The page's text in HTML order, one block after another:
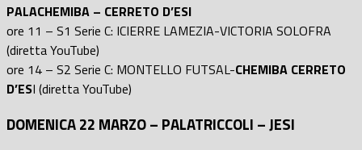
PALACHEMIBA – CERRETO D’ESI
ore 11 – S1 Serie C: ICIERRE LAMEZIA-VICTORIA SOLOFRA
(diretta YouTube)
ore 14 – S2 Serie C: MONTELLO FUTSAL-CHEMIBA CERRETO
D’ESI (diretta YouTube)
DOMENICA 22 MARZO – PALATRICCOLI – JESI